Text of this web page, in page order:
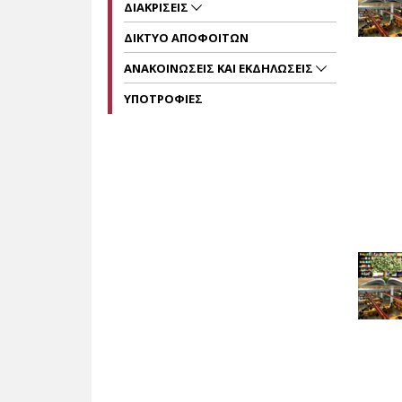
ΔΙΑΚΡΙΣΕΙΣ
ΔΙΚΤΥΟ ΑΠΟΦΟΙΤΩΝ
ΑΝΑΚΟΙΝΩΣΕΙΣ ΚΑΙ ΕΚΔΗΛΩΣΕΙΣ
ΥΠΟΤΡΟΦΙΕΣ